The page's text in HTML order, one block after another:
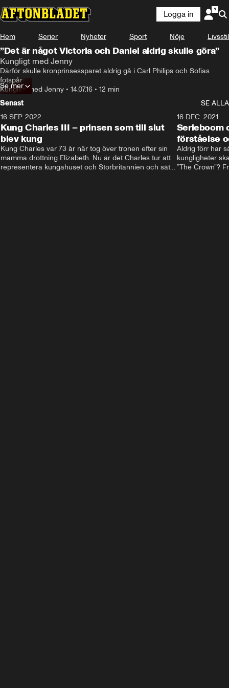
Logga in
Hem Serier Nyheter Sport Nöje Livsstil
”Det är något Victoria och Daniel aldrig skulle göra”
Kungligt med Jenny
Därför skulle kronprinsessparet aldrig gå i Carl Philips och Sofias
fotspår
Kungligt med Jenny • 14.07.16 • 12 min
Se mer
Senast
SE ALLA
16 SEP. 2022
Kung Charles III – prinsen som till slut
blev kung
Kung Charles var 73 år när tog över tronen efter sin
mamma drottning Elizabeth. Nu är det Charles tur att
representera kungahuset och Storbritannien och sätta
16 DEC. 2021
Serieboom
förståelse
Aldrig förr har
kungligheter
”The Crown”?